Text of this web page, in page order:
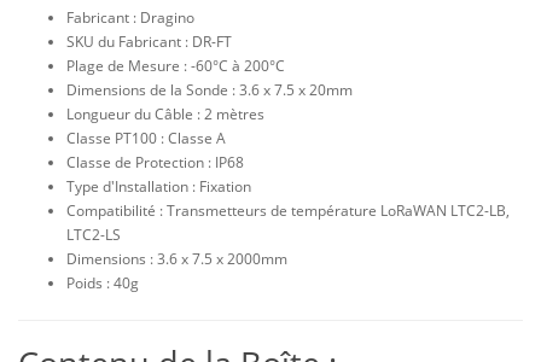
Fabricant : Dragino
SKU du Fabricant : DR-FT
Plage de Mesure : -60°C à 200°C
Dimensions de la Sonde : 3.6 x 7.5 x 20mm
Longueur du Câble : 2 mètres
Classe PT100 : Classe A
Classe de Protection : IP68
Type d'Installation : Fixation
Compatibilité : Transmetteurs de température LoRaWAN LTC2-LB,
LTC2-LS
Dimensions : 3.6 x 7.5 x 2000mm
Poids : 40g